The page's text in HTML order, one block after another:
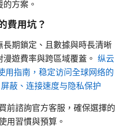
方案。
費用坑？
期鎖定、且數據與時長清晰
遊費率與跨區域覆蓋。 纵云
指南，稳定访问全球网络的
蔽、连接速度与隐私保护
前諮詢官方客服，確保選擇的
用習慣與預算。